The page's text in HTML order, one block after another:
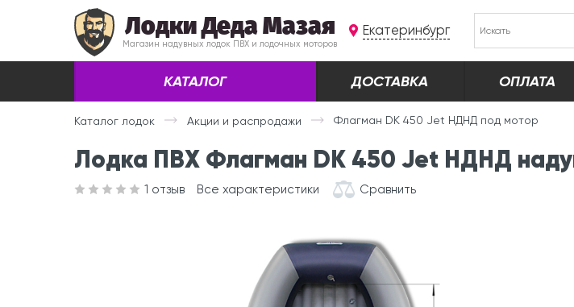
Лодки Деда Мазая
Магазин надувных лодок ПВХ и лодочных моторов
Екатеринбург
КАТАЛОГ ДОСТАВКА ОПЛАТА
Каталог лодок Акции и распродажи Флагман DK 450 Jet НДНД под мотор
Лодка ПВХ Флагман DK 450 Jet НДНД
1 отзыв Все характеристики Сравнить